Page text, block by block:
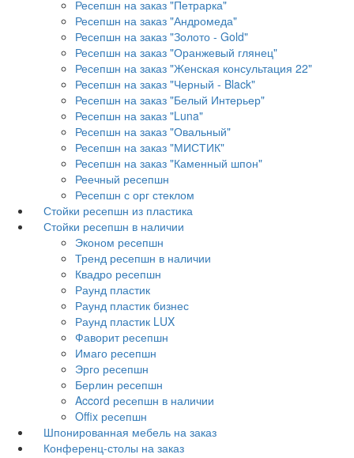
Ресепшн на заказ "Петрарка"
Ресепшн на заказ "Андромеда"
Ресепшн на заказ "Золото - Gold"
Ресепшн на заказ "Оранжевый глянец"
Ресепшн на заказ "Женская консультация 22"
Ресепшн на заказ "Черный - Black"
Ресепшн на заказ "Белый Интерьер"
Ресепшн на заказ "Luna"
Ресепшн на заказ "Овальный"
Ресепшн на заказ "МИСТИК"
Ресепшн на заказ "Каменный шпон"
Реечный ресепшн
Ресепшн с орг стеклом
Стойки ресепшн из пластика
Стойки ресепшн в наличии
Эконом ресепшн
Тренд ресепшн в наличии
Квадро ресепшн
Раунд пластик
Раунд пластик бизнес
Раунд пластик LUX
Фаворит ресепшн
Имаго ресепшн
Эрго ресепшн
Берлин ресепшн
Accord ресепшн в наличии
Offix ресепшн
Шпонированная мебель на заказ
Конференц-столы на заказ